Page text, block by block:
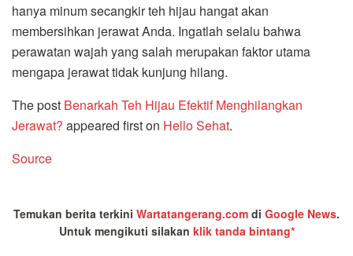
hanya minum secangkir teh hijau hangat akan
membersihkan jerawat Anda. Ingatlah selalu bahwa
perawatan wajah yang salah merupakan faktor utama
mengapa jerawat tidak kunjung hilang.
The post Benarkah Teh Hijau Efektif Menghilangkan
Jerawat? appeared first on Hello Sehat.
Source
Temukan berita terkini Wartatangerang.com di Google News.
Untuk mengikuti silakan klik tanda bintang*